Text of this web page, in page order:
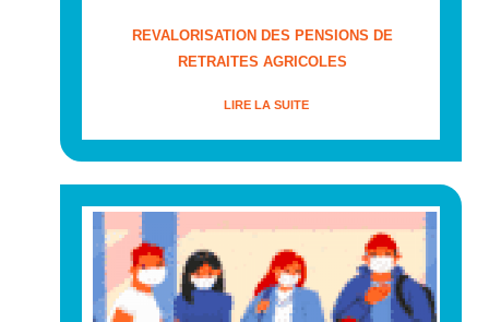
REVALORISATION DES PENSIONS DE
RETRAITES AGRICOLES
LIRE LA SUITE